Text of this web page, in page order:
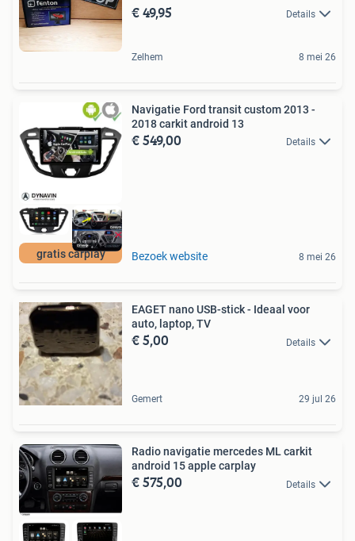
€ 49,95 Details
Zelhem 8 mei 26
gratis carplay
Navigatie Ford transit custom 2013 -
2018 carkit android 13
€ 549,00 Details
Bezoek website 8 mei 26
EAGET nano USB-stick - Ideaal voor
auto, laptop, TV
€ 5,00 Details
Gemert 29 jul 26
Radio navigatie mercedes ML carkit
android 15 apple carplay
€ 575,00 Details